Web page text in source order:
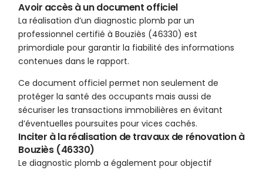
Avoir accès à un document officiel
La réalisation d’un diagnostic plomb par un
professionnel certifié à Bouziès (46330) est
primordiale pour garantir la fiabilité des informations
contenues dans le rapport.
Ce document officiel permet non seulement de
protéger la santé des occupants mais aussi de
sécuriser les transactions immobilières en évitant
d’éventuelles poursuites pour vices cachés.
Inciter à la réalisation de travaux de rénovation à
Bouziès (46330)
Le diagnostic plomb a également pour objectif